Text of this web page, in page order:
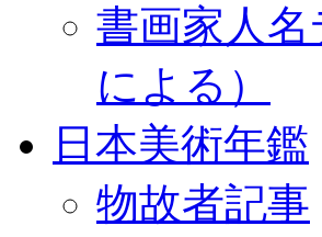
書画家人
による）
日本美術年鑑
物故者記事